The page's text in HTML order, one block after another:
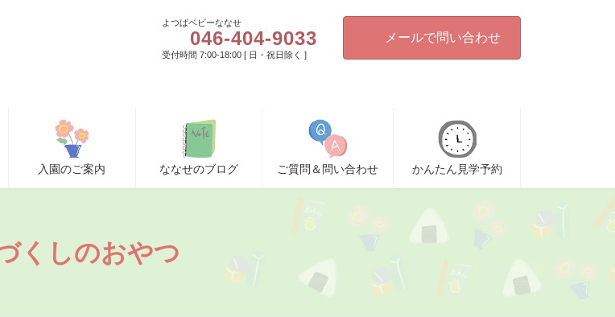
よつばベビーななせ
046-404-9033
受付時間 7:00-18:00 [ 日・祝日除く ]
メールで問い合わせ
入園のご案内 ななせのブログ ご質問＆問い合わせ かんたん見学予約
くしのおやつ